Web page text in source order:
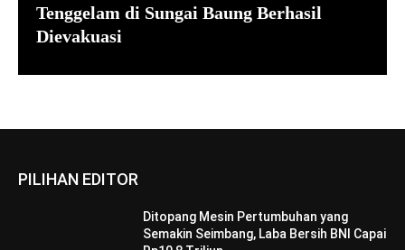
Tenggelam di Sungai Baung Berhasil
Dievakuasi
PILIHAN EDITOR
Ditopang Mesin Pertumbuhan yang
Semakin Seimbang, Laba Bersih BNI Capai